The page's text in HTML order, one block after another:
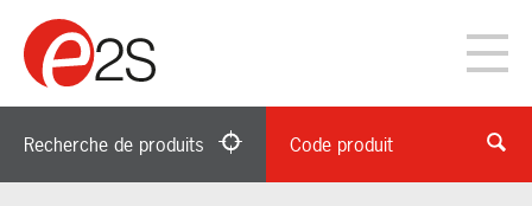
Recherche de produits Code produit